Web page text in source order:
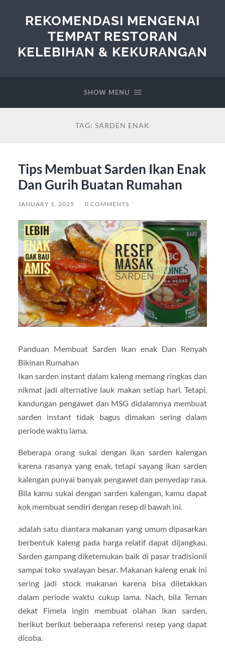
REKOMENDASI MENGENAI
TEMPAT RESTORAN
KELEBIHAN & KEKURANGAN
SHOW MENU
TAG: SARDEN ENAK
Tips Membuat Sarden Ikan Enak
Dan Gurih Buatan Rumahan
JANUARY 1, 2025 / 0 COMMENTS
Panduan Membuat Sarden Ikan enak Dan Renyah
Bikinan Rumahan
Ikan sarden instant dalam kaleng memang ringkas dan
nikmat jadi alternative lauk makan setiap hari. Tetapi,
kandungan pengawet dan MSG didalamnya membuat
sarden instant tidak bagus dimakan sering dalam
periode waktu lama.
Beberapa orang sukai dengan ikan sarden kalengan
karena rasanya yang enak, tetapi sayang ikan sarden
kalengan punyai banyak pengawet dan penyedap rasa.
Bila kamu sukai dengan sarden kalengan, kamu dapat
kok membuat sendiri dengan resep di bawah ini.
adalah satu diantara makanan yang umum dipasarkan
berbentuk kaleng pada harga relatif dapat dijangkau.
Sarden gampang diketemukan baik di pasar tradisionil
sampai toko swalayan besar. Makanan kaleng enak ini
sering jadi stock makanan karena bisa diletakkan
dalam periode waktu cukup lama. Nach, bila Teman
dekat Fimela ingin membuat olahan ikan sarden,
berikut berikut beberaapa referensi resep yang dapat
dicoba.